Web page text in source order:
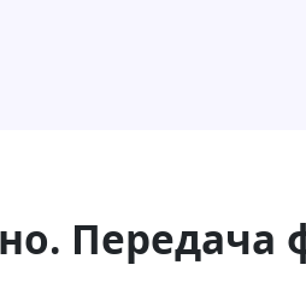
Передача